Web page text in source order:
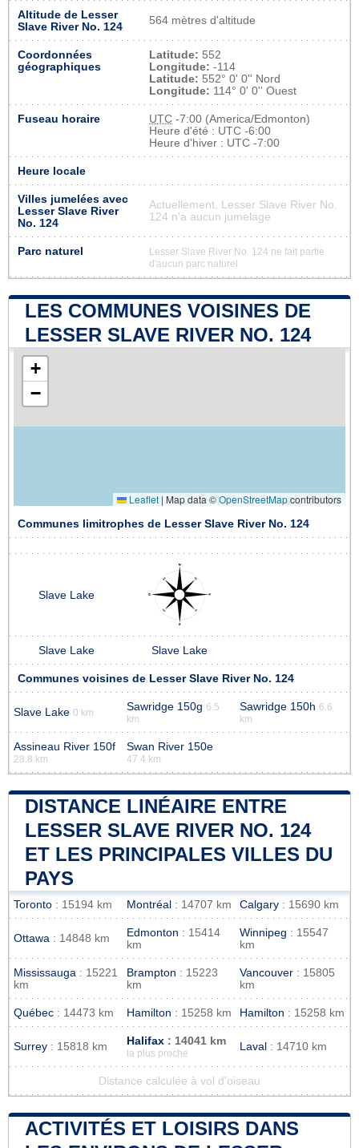
Altitude de Lesser
Slave River No. 124
564 mètres d'altitude
Coordonnées
géographiques
Latitude: 552
Longitude: -114
Latitude: 552° 0' 0'' Nord
Longitude: 114° 0' 0'' Ouest
Fuseau horaire UTC -7:00 (America/Edmonton)
Heure d'été : UTC -6:00
Heure d'hiver : UTC -7:00
Heure locale
Villes jumelées avec
Lesser Slave River
No. 124
Actuellement, Lesser Slave River No.
124 n'a aucun jumelage
Parc naturel
Lesser Slave River No. 124 ne fait partie
d'aucun parc naturel
LES COMMUNES VOISINES DE
LESSER SLAVE RIVER NO. 124
+
−
Leaflet | Map data ©OpenStreetMapcontributors
Communes limitrophes de Lesser Slave River No. 124
Slave Lake
Slave Lake Slave Lake
Communes voisines de Lesser Slave River No. 124
Slave Lake 0 km Sawridge 150g 6.5
km
Sawridge 150h 6.6
km
Assineau River 150f
28.8 km
Swan River 150e
47.4 km
DISTANCE LINÉAIRE ENTRE
LESSER SLAVE RIVER NO. 124
ET LES PRINCIPALES VILLES DU
PAYS
Toronto : 15194 km Montréal : 14707 km Calgary : 15690 km
Ottawa : 14848 km Edmonton : 15414
km
Winnipeg : 15547
km
Mississauga : 15221
km
Brampton : 15223
km
Vancouver : 15805
km
Québec : 14473 km Hamilton : 15258 km Hamilton : 15258 km
Surrey : 15818 km Halifax : 14041 km
la plus proche
Laval : 14710 km
Distance calculée à vol d'oiseau
ACTIVITÉS ET LOISIRS DANS